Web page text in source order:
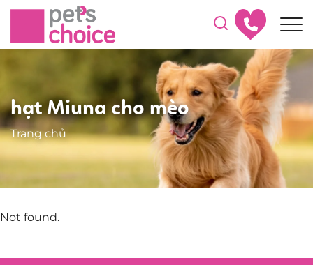
hạt Miuna cho mèo
Trang chủ
Not found.